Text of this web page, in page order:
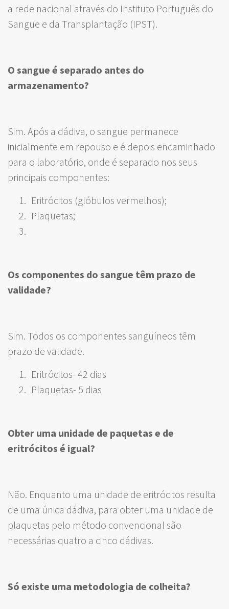
a rede nacional através do Instituto Português do
Sangue e da Transplantação (IPST).
O sangue é separado antes do
armazenamento?
Sim. Após a dádiva, o sangue permanece
inicialmente em repouso e é depois encaminhado
para o laboratório, onde é separado nos seus
principais componentes:
Eritrócitos (glóbulos vermelhos);
Plaquetas;
Os componentes do sangue têm prazo de
validade?
Sim. Todos os componentes sanguíneos têm
prazo de validade.
Eritrócitos- 42 dias
Plaquetas- 5 dias
Obter uma unidade de paquetas e de
eritrócitos é igual?
Não. Enquanto uma unidade de eritrócitos resulta
de uma única dádiva, para obter uma unidade de
plaquetas pelo método convencional são
necessárias quatro a cinco dádivas.
Só existe uma metodologia de colheita?